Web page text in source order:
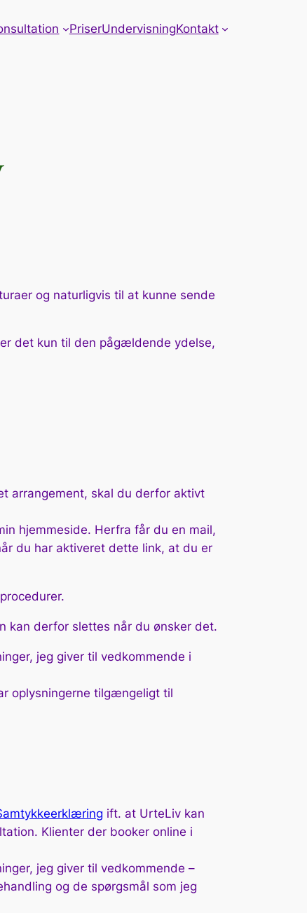
PriserUndervisningKontakt
og naturligvis til at kunne sende
det kun til den pågældende ydelse,
arrangement, skal du derfor aktivt
hjemmeside. Herfra får du en mail,
du har aktiveret dette link, at du er
kan derfor slettes når du ønsker det.
jeg giver til vedkommende i
oplysningerne tilgængeligt til
ift. at UrteLiv kan
Klienter der booker online i
jeg giver til vedkommende –
og de spørgsmål som jeg